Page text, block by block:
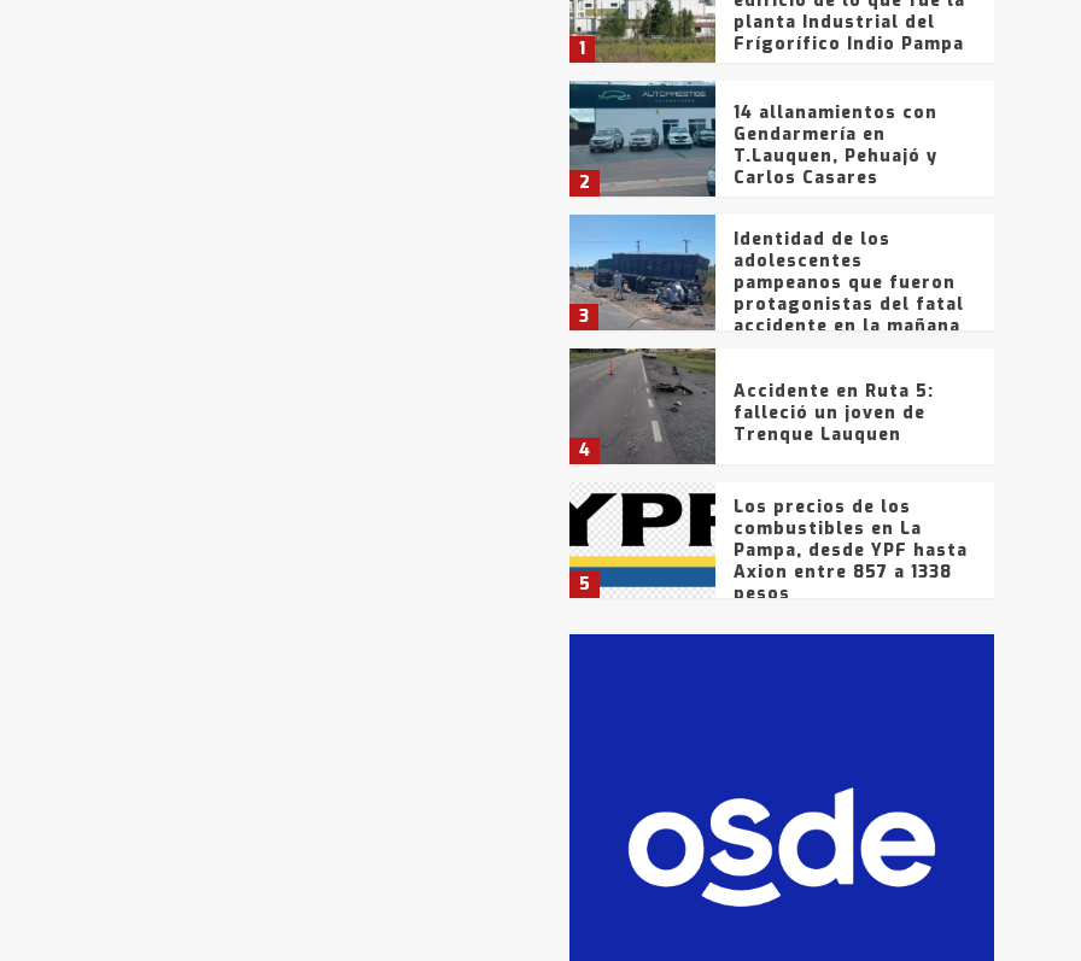
1
planta Industrial del
Frígorífico Indio Pampa
2
14 allanamientos con
Gendarmería en
T.Lauquen, Pehuajó y
Carlos Casares
3
Identidad de los
adolescentes
pampeanos que fueron
protagonistas del fatal
accidente en la mañana
4
Accidente en Ruta 5:
falleció un joven de
Trenque Lauquen
5
Los precios de los
combustibles en La
Pampa, desde YPF hasta
Axion entre 857 a 1338
pesos
La Bolsa de Cereales de
que intentaron evadir a
la Policía fueron
detenidos por
comercialización de
drogas en la tarde del
sábado